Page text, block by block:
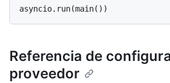
Referencia de
proveedor